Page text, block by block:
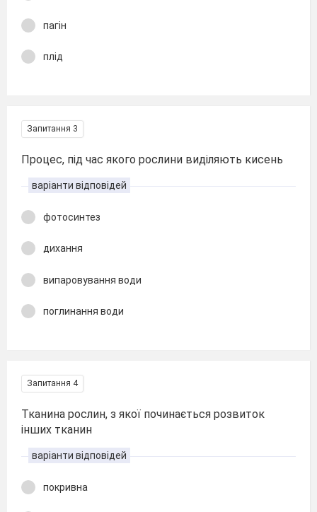
пагін
плід
Запитання 3
Процес, під час якого рослини виділяють кисень
варіанти відповідей
фотосинтез
дихання
випаровування води
поглинання води
Запитання 4
Тканина рослин, з якої починається розвиток
інших тканин
варіанти відповідей
покривна